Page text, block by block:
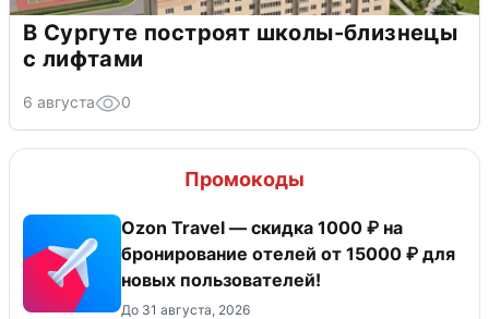
В Сургуте построят школы-близнецы
с лифтами
6 августа 0
Промокоды
Ozon Travel — скидка 1000 ₽ на
бронирование отелей от 15000 ₽ для
новых пользователей!
До 31 августа, 2026